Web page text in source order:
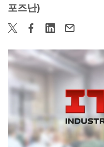
포즈난)